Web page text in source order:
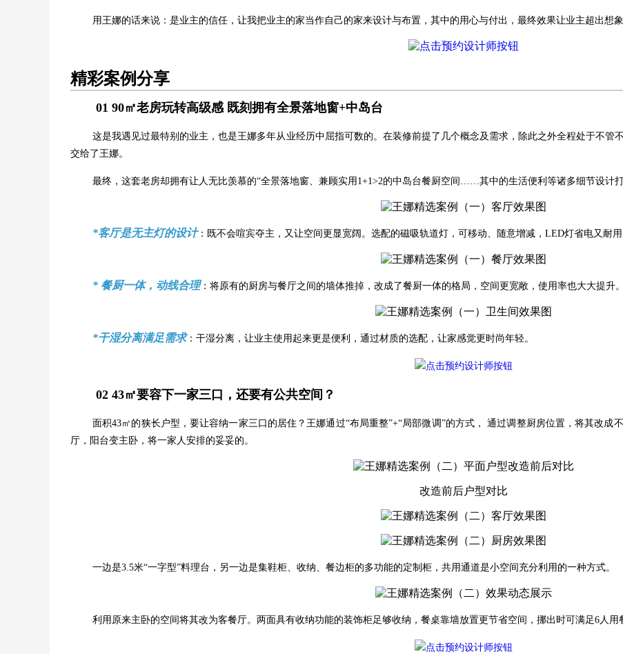
用王娜的话来说：是业主的信任，让我把业主的家当作自己的家来设计与布置，其中的用心与付出，最终效果让业主超出想
精彩案例分享
0190㎡老房玩转高级感 既刻拥有全景落地窗+中岛台
这是我遇见过最特别的业主，也是王娜多年从业经历中屈指可数的。在装修前提了几个概念及需求，除此之外全程处于不管
交给了王娜。
最终，这套老房却拥有让人无比羡慕的“全景落地窗、兼顾实用1+1>2的中岛台餐厨空间……其中的生活便利等诸多细节设计打
*客厅是无主灯的设计：既不会喧宾夺主，又让空间更显宽阔。选配的磁吸轨道灯，可移动、随意增减，LED灯省电又耐用
* 餐厨一体，动线合理：将原有的厨房与餐厅之间的墙体推掉，改成了餐厨一体的格局，空间更宽敞，使用率也大大提升。
*干湿分离满足需求：干湿分离，让业主使用起来更是便利，通过材质的选配，让家感觉更时尚年轻。
0243㎡要容下一家三口，还要有公共空间？
面积43㎡的狭长户型，要让容纳一家三口的居住？王娜通过“布局重整”+“局部微调”的方式， 通过调整厨房位置，将其改成
厅，阳台变主卧，将一家人安排的妥妥的。
改造前后户型对比
一边是3.5米“一字型”料理台，另一边是集鞋柜、收纳、餐边柜的多功能的定制柜，共用通道是小空间充分利用的一种方式。
利用原来主卧的空间将其改为客餐厅。两面具有收纳功能的装饰柜足够收纳，餐桌靠墙放置更节省空间，挪出时可满足6人用